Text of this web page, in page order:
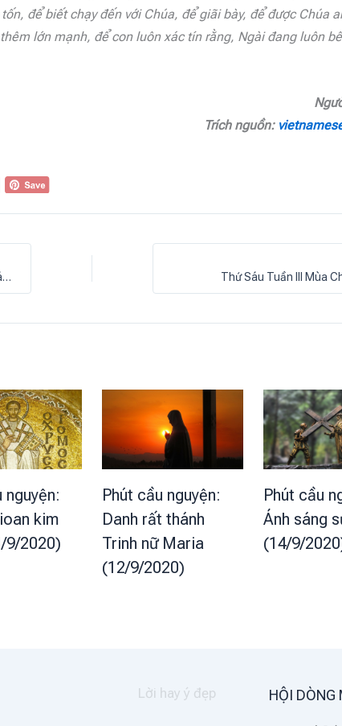
để biết chạy đến với Chúa, để giãi bày, để được Chúa
lớn mạnh, để con luôn xác tín rằng, Ngài đang luôn
Trích nguồn:
Chương trình kỷ niệm 5 năm ngày Đức Thánh Cha cầu nguyện cho đại dịch Covid-19 chấm dứt Thứ Sáu Tuần III Mùa
nguyện:
kim
9/2020)
Phút cầu nguyện:
Danh rất thánh
Trinh nữ Maria
(12/9/2020)
Phút cầu
Ánh sáng
(14/9/
HỘI DÒNG